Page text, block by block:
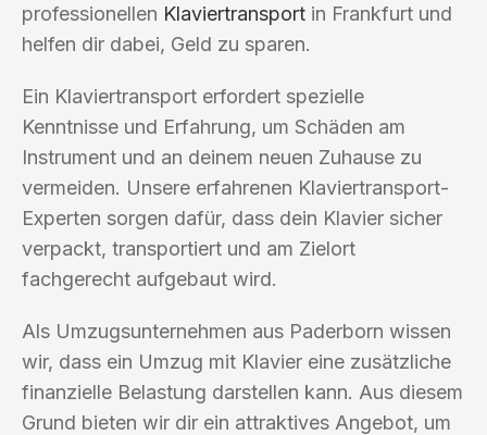
professionellen Klaviertransport in Frankfurt und
helfen dir dabei, Geld zu sparen.
Ein Klaviertransport erfordert spezielle
Kenntnisse und Erfahrung, um Schäden am
Instrument und an deinem neuen Zuhause zu
vermeiden. Unsere erfahrenen Klaviertransport-
Experten sorgen dafür, dass dein Klavier sicher
verpackt, transportiert und am Zielort
fachgerecht aufgebaut wird.
Als Umzugsunternehmen aus Paderborn wissen
wir, dass ein Umzug mit Klavier eine zusätzliche
finanzielle Belastung darstellen kann. Aus diesem
Grund bieten wir dir ein attraktives Angebot, um